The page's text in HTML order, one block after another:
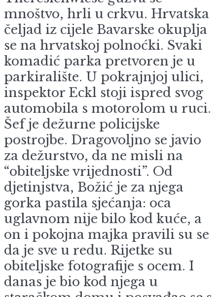
mnoštvo, hrli u crkvu. Hrvatska
čeljad iz cijele Bavarske okuplja
se na hrvatskoj polnoćki. Svaki
komadić parka pretvoren je u
parkiralište. U pokrajnjoj ulici,
inspektor Eckl stoji ispred svog
automobila s motorolom u ruci.
Šef je dežurne policijske
postrojbe. Dragovoljno se javio
za dežurstvo, da ne misli na
“obiteljske vrijednosti”. Od
djetinjstva, Božić je za njega
gorka pastila sjećanja: oca
uglavnom nije bilo kod kuće, a
on i pokojna majka pravili su se
da je sve u redu. Rijetke su
obiteljske fotografije s ocem. I
danas je bio kod njega u